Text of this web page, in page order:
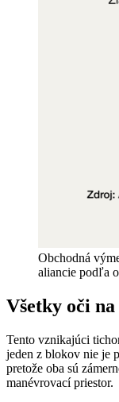
Obchodná
aliancie podľa
Všetky oči
Tento vznikajúci
jeden z blokov nie je
pretože oba sú
manévrovací priestor.